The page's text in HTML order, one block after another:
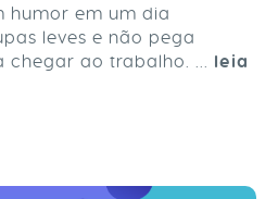
humor em um dia
leves e não pega
chegar ao trabalho. ... leia